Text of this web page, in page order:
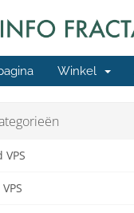
Winkel
VPS